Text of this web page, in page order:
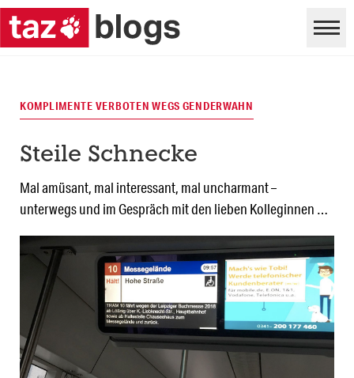
KOMPLIMENTE VERBOTEN WEGS GENDERWAHN
Steile Schnecke
Mal amüsant, mal interessant, mal uncharmant –
unterwegs und im Gespräch mit den lieben Kolleginnen …